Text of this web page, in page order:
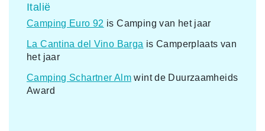
Italië
Camping Euro 92 is Camping van het jaar
La Cantina del Vino Barga is Camperplaats van
het jaar
Camping Schartner Almwint de Duurzaamheids
Award